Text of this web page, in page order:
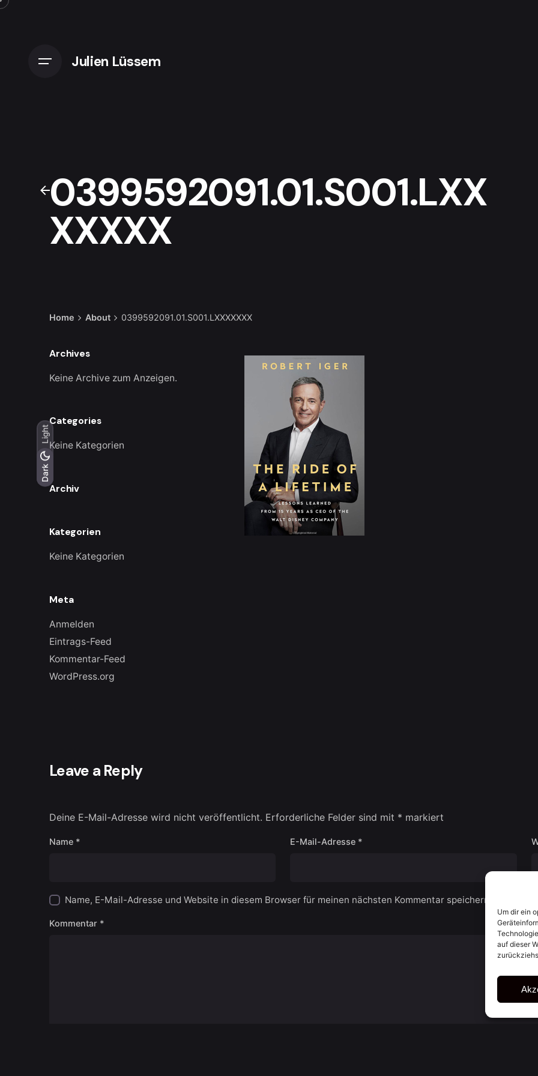
Um dir ein
auf dieser
Dark
Light
Dark
Light
Skip
Julien Lüssem
0399592091.01.S001.LXX
XXXXX
Home About 0399592091.01.S001.LXXXXXXX
Archives
Keine Archive zum Anzeigen.
Categories
Keine Kategorien
Archiv
Kategorien
Keine Kategorien
Meta
Anmelden
Eintrags-Feed
Kommentar-Feed
WordPress.org
Leave a Reply
Deine E-Mail-Adresse wird nicht veröffentlicht. Erforderliche Felder sind mit * markiert
Name * E-Mail-Adresse *
Name, E-Mail-Adresse und Website in diesem Browser für meinen nächsten Kommentar speichern.
Kommentar *